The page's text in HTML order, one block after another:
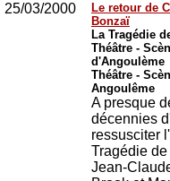
25/03/2000
Le retour de
Bonzaï
La Tragédie
Théâtre -
d'Angoulème
Théâtre -
Angoulême
A presque
décennies
ressusciter
Tragédie
Jean-